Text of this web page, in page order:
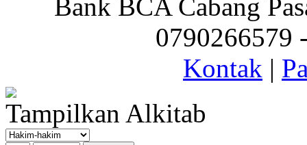
Bank BCA Cabang
0790266579
Kontak |
Tampilkan Alkitab